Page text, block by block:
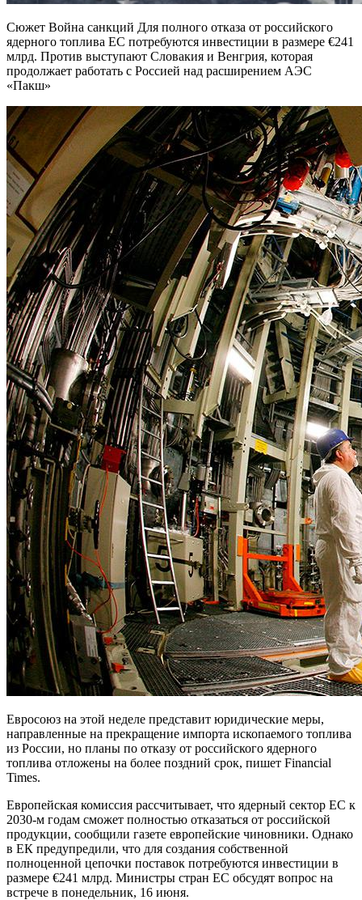
Сюжет Война санкций Для полного отказа от российского
ядерного топлива ЕС потребуются инвестиции в размере €241
млрд. Против выступают Словакия и Венгрия, которая
продолжает работать с Россией над расширением АЭС
«Пакш»
Евросоюз на этой неделе представит юридические меры,
направленные на прекращение импорта ископаемого топлива
из России, но планы по отказу от российского ядерного
топлива отложены на более поздний срок, пишет Financial
Times.
Европейская комиссия рассчитывает, что ядерный сектор ЕС к
2030-м годам сможет полностью отказаться от российской
продукции, сообщили газете европейские чиновники. Однако
в ЕК предупредили, что для создания собственной
полноценной цепочки поставок потребуются инвестиции в
размере €241 млрд. Министры стран ЕС обсудят вопрос на
встрече в понедельник, 16 июня.